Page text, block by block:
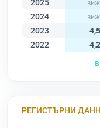
2025
2024
2023
4,5
2022
4,2
РЕГИСТЪРНИ